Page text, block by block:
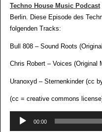
Techno House Music Podcast
Berlin. Diese Episode des
folgenden Tracks:
Bull 808 – Sound Roots
Chris Robert – Voices (Original
Uranoxyd – Sternenkinder (cc
(cc = creative commons
Audio-
00:00